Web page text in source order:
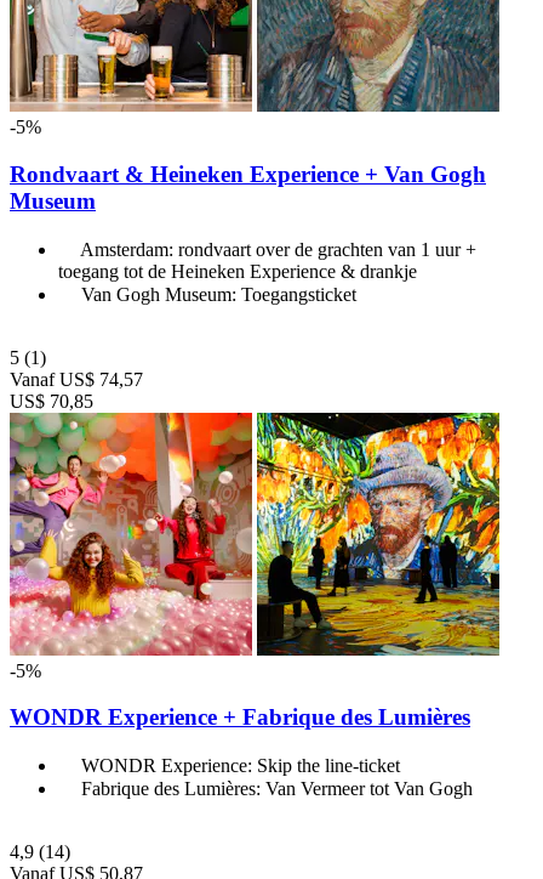
-5%
Rondvaart & Heineken Experience + Van Gogh
Museum
Amsterdam: rondvaart over de grachten van 1 uur +
toegang tot de Heineken Experience & drankje
Van Gogh Museum: Toegangsticket
5 (1)
Vanaf US$ 74,57
US$ 70,85
-5%
WONDR Experience + Fabrique des Lumières
WONDR Experience: Skip the line-ticket
Fabrique des Lumières: Van Vermeer tot Van Gogh
4,9 (14)
Vanaf US$ 50,87